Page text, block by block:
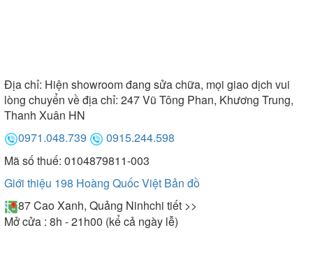
Địa chỉ: Hiện showroom đang sửa chữa, mọi giao dịch vui
lòng chuyển về địa chỉ: 247 Vũ Tông Phan, Khương Trung,
Thanh Xuân HN
0971.048.739
0915.244.598
Mã số thuế: 0104879811-003
Giới thiệu 198 Hoàng Quốc Việt Bản đồ
87 Cao Xanh, Quảng Ninhchi tiết >>
Mở cửa : 8h - 21h00 (kể cả ngày lễ)